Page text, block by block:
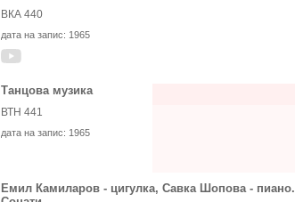
ВКА 440
дата на запис: 1965
Танцова музика
ВТН 441
дата на запис: 1965
Емил Камиларов - цигулка, Савка Шопова - пиано.